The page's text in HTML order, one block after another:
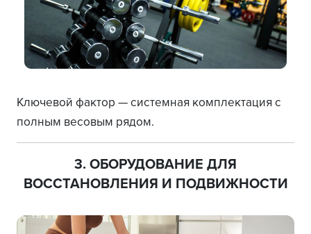
Ключевой фактор — системная комплектация с
полным весовым рядом.
3. ОБОРУДОВАНИЕ ДЛЯ
ВОССТАНОВЛЕНИЯ И ПОДВИЖНОСТИ